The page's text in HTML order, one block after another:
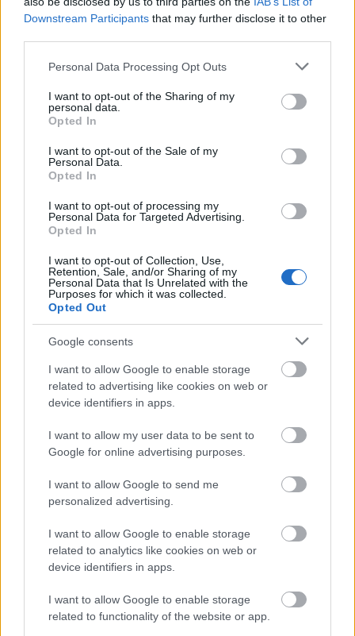
Downstream Participants that may further disclose it to other
Please note that this website/app uses one or more Google
not limited to your visit or usage behaviour. You may click to
grant or deny consent to Google and its third-party tags to
use your data for below specified purposes in below Google
consent section.
Personal Data Processing Opt Outs
I want to opt-out of the Sharing of my
personal data.
Opted In
I want to opt-out of the Sale of my
Personal Data.
Opted In
I want to opt-out of processing my
Personal Data for Targeted Advertising.
Opted In
I want to opt-out of Collection, Use,
Retention, Sale, and/or Sharing of my
Personal Data that Is Unrelated with the
Purposes for which it was collected.
Opted Out
Google consents
I want to allow Google to enable storage
related to advertising like cookies on web or
device identifiers in apps.
I want to allow my user data to be sent to
Google for online advertising purposes.
I want to allow Google to send me
personalized advertising.
I want to allow Google to enable storage
related to analytics like cookies on web or
device identifiers in apps.
I want to allow Google to enable storage
related to functionality of the website or app.
γίνονται πολύχρωμες κάτω από τον ήλιο. Το
σκηνικό αυτό προσελκύει πολλούς τουρίστες για να
Στην πόλη Shangzhi, που απέχει 240 χλμ. από την
Περιτριγυρισμένη από βουνά που καλύπτονται με
μέτρα πάνω από την επιφάνεια της θάλασσας,
3.050 μέτρα μήκος και 40 μέτρα πλάτος. Κάθε
το συσσωρευμένο χιόνι εδώ είναι πάνω από 1